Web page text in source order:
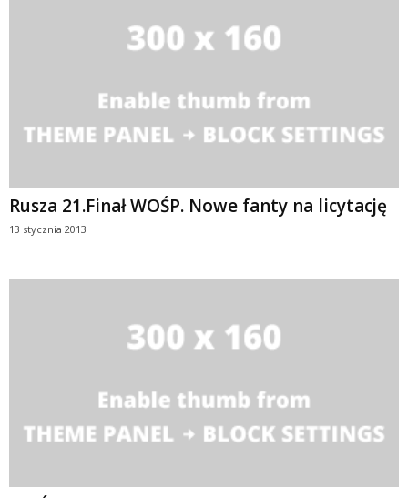
Rusza 21.Finał WOŚP. Nowe fanty na licytację
13 stycznia 2013